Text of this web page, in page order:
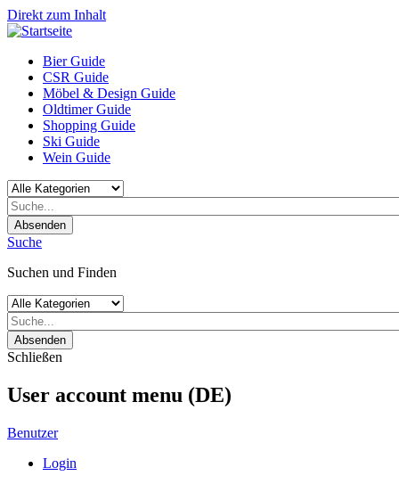
Direkt zum Inhalt
Bier Guide
CSR Guide
Möbel & Design Guide
Oldtimer Guide
Shopping Guide
Ski Guide
Wein Guide
Absenden
Suche
Suchen und Finden
Absenden
Schließen
User account menu (DE)
Benutzer
Login